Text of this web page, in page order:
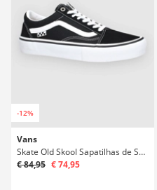
-12%
Vans
Skate Old Skool Sapatilhas de Skate
€ 84,95 € 74,95